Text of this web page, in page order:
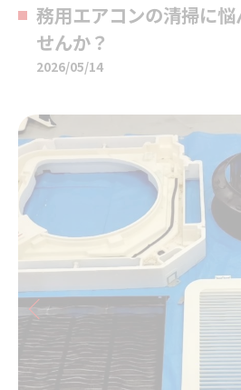
務用エアコンの清掃に
せんか？
2026/05/14